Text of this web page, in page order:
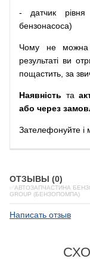
- датчик рівня
бензонасоса)
Чому не можна
результаті ви
пощастить, за
Наявність та
або через
Зателефонуйте і
ОТЗЫВЫ (0)
✅АВТОЗАПЧАСТИНА
GROUP (БЕНЗОПОМПА)
Написать отзыв